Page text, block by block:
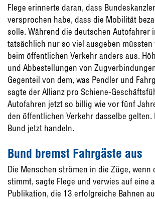
Flege erinnerte daran, dass
versprochen habe, dass die Mobilität
solle. Während die deutschen Autofahrer
tatsächlich nur so viel ausgeben müssten
beim öffentlichen Verkehr anders aus.
und Abbestellungen von
Gegenteil von dem, was Pendler und
sagte der Allianz pro Schiene-
Autofahren jetzt so billig wie vor fünf
den öffentlichen Verkehr dasselbe gelten.
Bund jetzt handeln.
Bund bremst Fahrgäste aus
Die Menschen strömen in die Züge, wenn
stimmt, sagte Flege und verwies auf eine
Publikation, die 13 erfolgreiche Bahnen